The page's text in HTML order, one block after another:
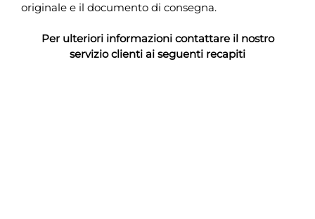
originale e il documento di consegna.
Per ulteriori informazioni contattare il nostro
servizio clienti ai seguenti recapiti